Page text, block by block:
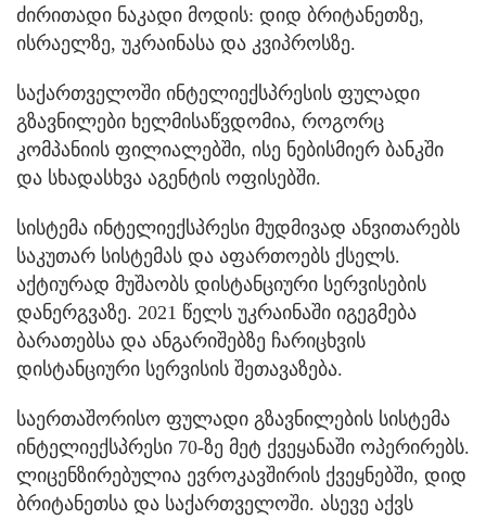
ძირითადი ნაკადი მოდის: დიდ ბრიტანეთზე,
ისრაელზე, უკრაინასა და კვიპროსზე.
საქართველოში ინტელიექსპრესის ფულადი
გზავნილები ხელმისაწვდომია, როგორც
კომპანიის ფილიალებში, ისე ნებისმიერ ბანკში
და სხადასხვა აგენტის ოფისებში.
სისტემა ინტელიექსპრესი მუდმივად ანვითარებს
საკუთარ სისტემას და აფართოებს ქსელს.
აქტიურად მუშაობს დისტანციური სერვისების
დანერგვაზე. 2021 წელს უკრაინაში იგეგმება
ბარათებსა და ანგარიშებზე ჩარიცხვის
დისტანციური სერვისის შეთავაზება.
საერთაშორისო ფულადი გზავნილების სისტემა
ინტელიექსპრესი 70-ზე მეტ ქვეყანაში ოპერირებს.
ლიცენზირებულია ევროკავშირის ქვეყნებში, დიდ
ბრიტანეთსა და საქართველოში. ასევე აქვს